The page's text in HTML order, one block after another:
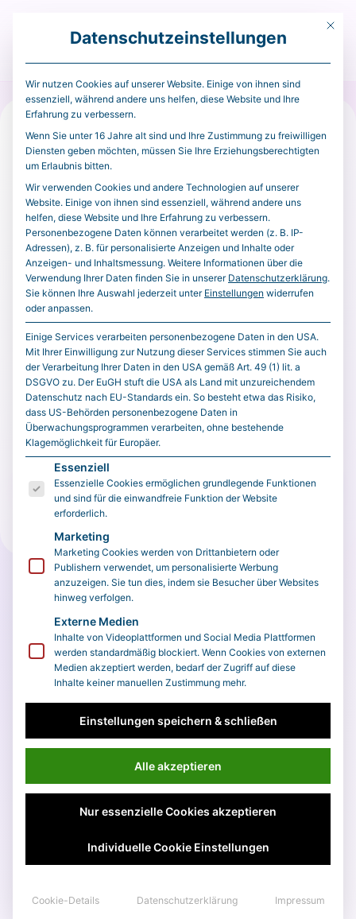
Kalshi Cracks Down on
Political Insider Trading, Bans
Three US Candidates
Prediction market platform Kalshi has suspended
three US political candidates after finding they
traded on the outcomes of elections in which they
were directly involved, describing the cases as
“political insider trading.” The actions follow the
rollout of new safeguards designed to prevent
candidates from betting on their own races.
Candidates Caught Betting on Themselves The three
individuals identifie…
Original öffnen
Tipp: Wenn du externe Inhalte indexieren willst, deaktiviere in
den Plugin-Einstellungen noindex/canonical.
Mit
Datenschutzeinstellungen
Wir nutzen Cookies auf unserer Website. Einige von ihnen sind
essenziell, während andere uns helfen, diese Website und Ihre
Erfahrung zu verbessern.
Wenn Sie unter 16 Jahre alt sind und Ihre Zustimmung zu freiwilligen
Diensten geben möchten, müssen Sie Ihre Erziehungsberechtigten
um Erlaubnis bitten.
Wir verwenden Cookies und andere Technologien auf unserer
Website. Einige von ihnen sind essenziell, während andere uns
helfen, diese Website und Ihre Erfahrung zu verbessern.
Personenbezogene Daten können verarbeitet werden (z. B. IP-
Adressen), z. B. für personalisierte Anzeigen und Inhalte oder
Anzeigen- und Inhaltsmessung. Weitere Informationen über die
Verwendung Ihrer Daten finden Sie in unserer Datenschutzerklärung.
Sie können Ihre Auswahl jederzeit unter Einstellungen widerrufen
oder anpassen.
Einige Services verarbeiten personenbezogene Daten in den USA.
Mit Ihrer Einwilligung zur Nutzung dieser Services stimmen Sie auch
der Verarbeitung Ihrer Daten in den USA gemäß Art. 49 (1) lit. a
DSGVO zu. Der EuGH stuft die USA als Land mit unzureichendem
Datenschutz nach EU-Standards ein. So besteht etwa das Risiko,
dass US-Behörden personenbezogene Daten in
Überwachungsprogrammen verarbeiten, ohne bestehende
Klagemöglichkeit für Europäer.
Es folgt eine Liste der Service-Gruppen, für die eine
Essenziell
Essenzielle Cookies ermöglichen grundlegende Funktionen
und sind für die einwandfreie Funktion der Website
erforderlich.
Marketing
Marketing Cookies werden von Drittanbietern oder
Publishern verwendet, um personalisierte Werbung
anzuzeigen. Sie tun dies, indem sie Besucher über Websites
hinweg verfolgen.
Externe Medien
Inhalte von Videoplattformen und Social Media Plattformen
werden standardmäßig blockiert. Wenn Cookies von externen
Medien akzeptiert werden, bedarf der Zugriff auf diese
Inhalte keiner manuellen Zustimmung mehr.
Einstellungen speichern & schließen
Alle akzeptieren
Nur essenzielle Cookies akzeptieren
Individuelle Cookie Einstellungen
Cookie-Details Datenschutzerklärung Impressum